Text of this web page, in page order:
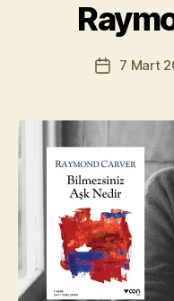
Yazı7 Mart